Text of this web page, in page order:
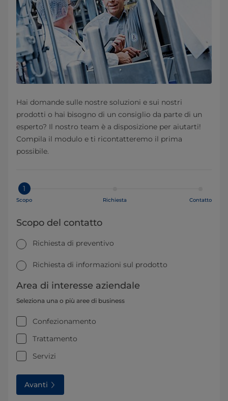
Hai domande sulle nostre soluzioni e sui nostri
prodotti o hai bisogno di un consiglio da parte di un
esperto? Il nostro team è a disposizione per aiutarti!
Compila il modulo e ti ricontatteremo il prima
possibile.
1
Scopo Richiesta Contatto
Scopo del contatto
Richiesta di preventivo
Richiesta di informazioni sul prodotto
Area di interesse aziendale
Seleziona una o più aree di business
Confezionamento
Trattamento
Servizi
Avanti